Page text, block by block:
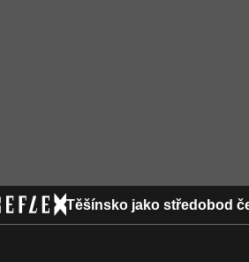
Těšínsko jako středobod